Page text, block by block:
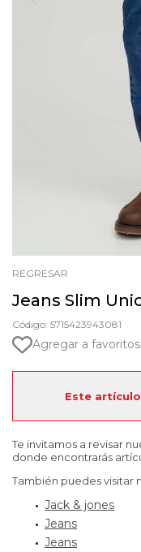
REGRESAR
Jeans Slim
Código: 5715423943081
Agregar a favoritos
Este
Te invitamos a revisar
donde encontrarás
También puedes visitar
Jack & jones
Jeans
Jeans